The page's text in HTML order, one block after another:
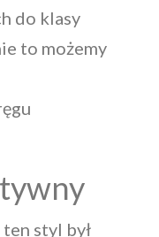
do klasy
to możemy
styl był